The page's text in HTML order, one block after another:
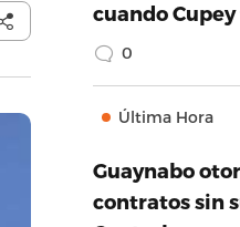
cuando
0
Última Hora
Guaynabo
contratos sin